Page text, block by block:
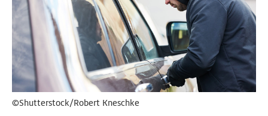
©Shutterstock/Robert Kneschke